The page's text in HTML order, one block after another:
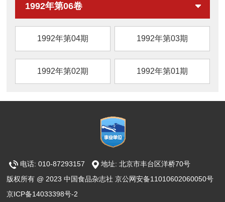
1992年第06卷
1992年第04期 1992年第03期
1992年第02期 1992年第01期
电话: 010-87293157
地址: 北京市丰台区洋桥70号
版权所有 @ 2023 中国食品杂志社 京公网安备11010602060050号
京ICP备14033398号-2